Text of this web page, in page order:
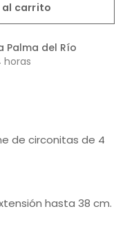
al carrito
Palma del Río
horas
de circonitas de 4
hasta 38 cm.